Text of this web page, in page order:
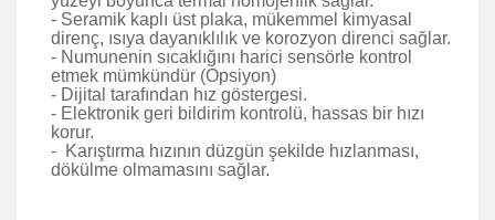
- Seramik kaplı üst plaka, mükemmel kimyasal
direnç, ısıya dayanıklılık ve korozyon direnci sağlar.
- Numunenin sıcaklığını harici sensörle kontrol
etmek mümkündür (Opsiyon)
- Dijital tarafından hız göstergesi.
- Elektronik geri bildirim kontrolü, hassas bir hızı
korur.
- Karıştırma hızının düzgün şekilde hızlanması,
dökülme olmamasını sağlar.